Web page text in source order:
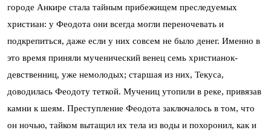
городе Анкире стала тайным прибежищем преследуемых
христиан: у Феодота они всегда могли переночевать и
подкрепиться, даже если у них совсем не было денег. Именно в
это время приняли мученический венец семь христианок-
девственниц, уже немолодых; старшая из них, Текуса,
доводилась Феодоту теткой. Мучениц утопили в реке, привязав
камни к шеям. Преступление Феодота заключалось в том, что
он ночью, тайком вытащил их тела из воды и похоронил, как и